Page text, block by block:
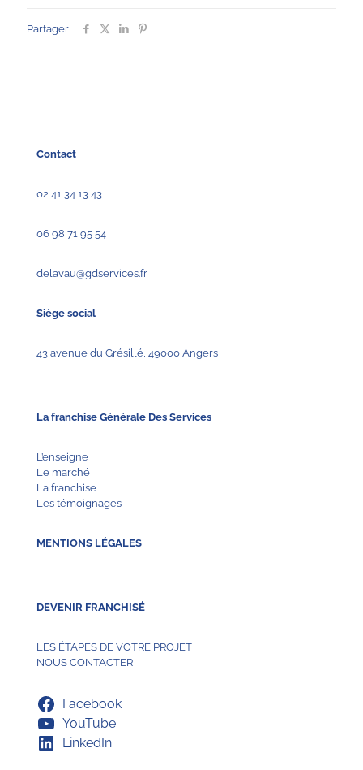
Partager
Contact
02 41 34 13 43
06 98 71 95 54
delavau@gdservices.fr
Siège social
43 avenue du Grésillé, 49000 Angers
La franchise Générale Des Services
L’enseigne
Le marché
La franchise
Les témoignages
MENTIONS LÉGALES
DEVENIR FRANCHISÉ
LES ÉTAPES DE VOTRE PROJET
NOUS CONTACTER
Facebook
YouTube
LinkedIn